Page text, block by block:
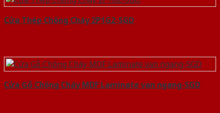
Cửa Thép Chống Cháy 2P1G2-SGD
Cửa Gỗ Chống Cháy MDF Laminate van ngang-SGD